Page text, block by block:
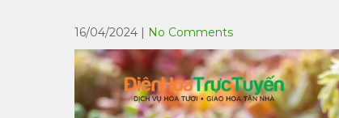
16/04/2024 | No Comments